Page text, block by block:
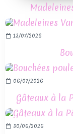
13/07/2026
06/07/2026
Gâteaux à la
30/06/2026